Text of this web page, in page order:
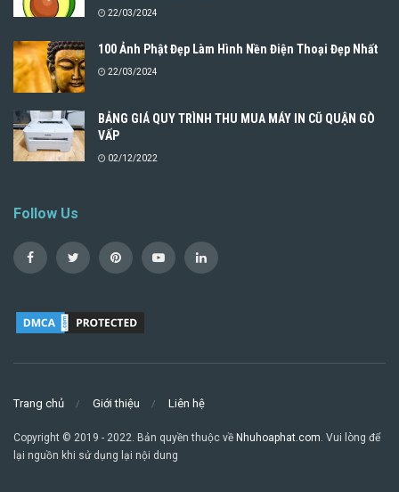
22/03/2024
100 Ảnh Phật Đẹp Làm Hình Nền Điện Thoại Đẹp Nhất
22/03/2024
BẢNG GIÁ QUY TRÌNH THU MUA MÁY IN CŨ QUẬN GÒ
VẤP
02/12/2022
Follow Us
Trang chủ Giới thiệu Liên hệ
Copyright © 2019 - 2022. Bản quyền thuộc về Nhuhoaphat.com. Vui lòng để
lại nguồn khi sử dụng lại nội dung